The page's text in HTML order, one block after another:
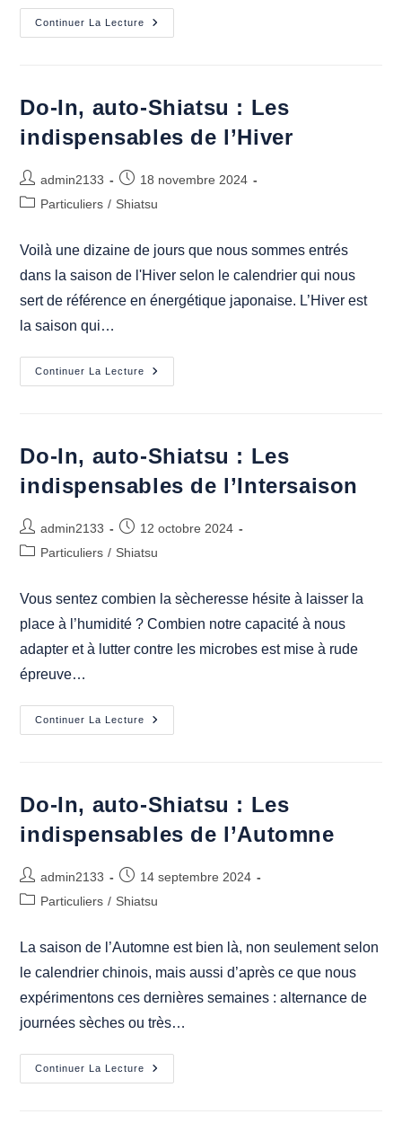
Continuer La Lecture
Do-
In,
Indispensables
Du
Do-In, auto-Shiatsu : Les
indispensables de l’Hiver
Auteur/autrice
de
admin2133
Publication
publiée :
18 novembre 2024
PostParticuliers / Shiatsu
Voilà une dizaine de jours que nous sommes entrés
dans la saison de l'Hiver selon le calendrier qui nous
sert de référence en énergétique japonaise. L’Hiver est
la saison qui…
Continuer La Lecture
Do-
In,
Indispensables
De
Do-In, auto-Shiatsu : Les
indispensables de l’Intersaison
Auteur/autrice
de
admin2133
Publication
publiée :
12 octobre 2024
PostParticuliers / Shiatsu
Vous sentez combien la sècheresse hésite à laisser la
place à l’humidité ? Combien notre capacité à nous
adapter et à lutter contre les microbes est mise à rude
épreuve…
Continuer La Lecture
Do-
In,
Indispensables
De
Do-In, auto-Shiatsu : Les
indispensables de l’Automne
Auteur/autrice
de
admin2133
Publication
publiée :
14 septembre 2024
PostParticuliers / Shiatsu
La saison de l’Automne est bien là, non seulement selon
le calendrier chinois, mais aussi d’après ce que nous
expérimentons ces dernières semaines : alternance de
journées sèches ou très…
Continuer La Lecture
Do-
In,